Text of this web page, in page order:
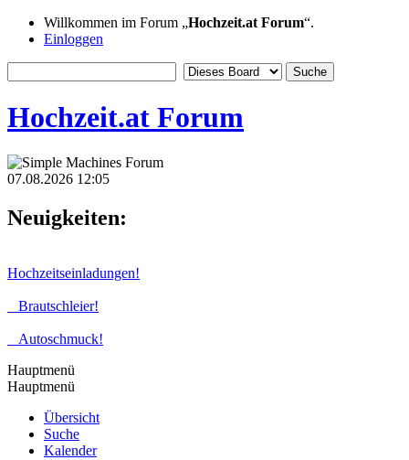
Willkommen im Forum „Hochzeit.at Forum“.
Einloggen
Hochzeit.at Forum
07.08.2026 12:05
Neuigkeiten:
Hochzeitseinladungen!
Brautschleier!
Autoschmuck!
Hauptmenü
Hauptmenü
Übersicht
Suche
Kalender